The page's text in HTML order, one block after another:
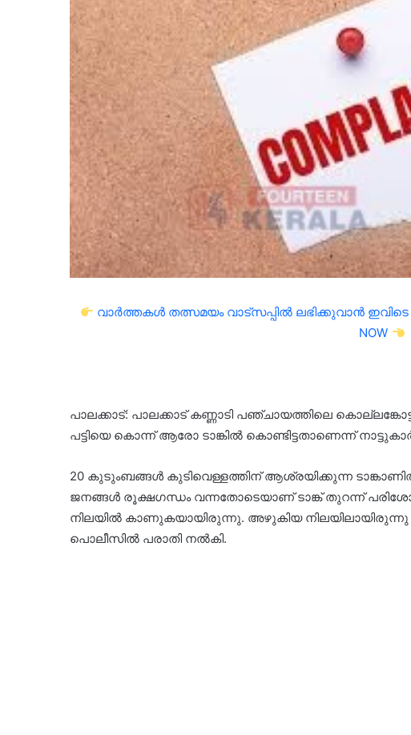
വാർത്തകൾ തത്സമയം വാട്സപ്പിൽ ലഭിക്കുവാൻ
NOW
പാലക്കാട്: പാലക്കാട് കണ്ണാടി പഞ്ചായത്തിലെ
പട്ടിയെ കൊന്ന് ആരോ ടാങ്കിൽ കൊണ്ടിട്ടതാണെന്ന്
20 കുടുംബങ്ങൾ കുടിവെള്ളത്തിന് ആശ്രയിക്കുന്ന
ജനങ്ങൾ രൂക്ഷഗന്ധം വന്നതോടെയാണ് ടാങ്ക് തുറന്ന്
നിലയിൽ കാണുകയായിരുന്നു. അഴുകിയ നിലയിലായിരുന്നു
പൊലീസിൽ പരാതി നൽകി.